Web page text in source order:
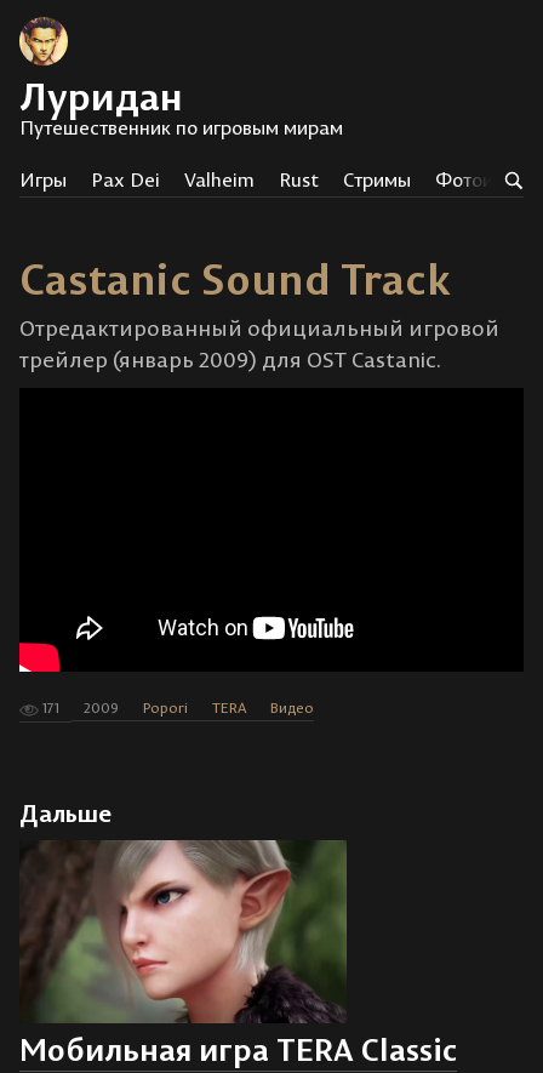
Луридан
Путешественник по игровым мирам
Игры Pax Dei Valheim Rust Стримы
Castanic Sound Track
Отредактированный официальный игровой
трейлер (январь 2009) для OST Castanic.
171 2009 Popori TERA Видео
Дальше
Мобильная игра TERA Classic